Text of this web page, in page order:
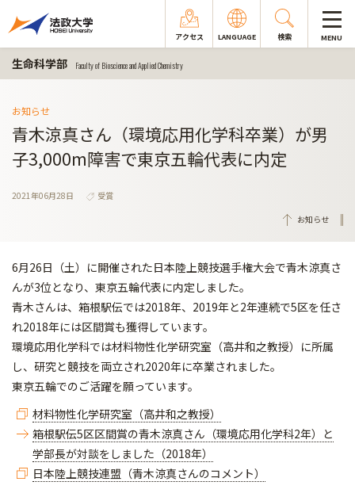
アクセス LANGUAGE 検索 MENU
生命科学部 Faculty of Bioscience and Applied Chemistry
お知らせ
青木涼真さん（環境応用化学科卒業）が男
子3,000m障害で東京五輪代表に内定
2021年06月28日
受賞
お知らせ
6月26日（土）に開催された日本陸上競技選手権大会で青木涼真さ
んが3位となり、東京五輪代表に内定しました。
青木さんは、箱根駅伝では2018年、2019年と2年連続で5区を任さ
れ2018年には区間賞も獲得しています。
環境応用化学科では材料物性化学研究室（高井和之教授）に所属
し、研究と競技を両立され2020年に卒業されました。
東京五輪でのご活躍を願っています。
材料物性化学研究室（高井和之教授）
箱根駅伝5区区間賞の青木涼真さん（環境応用化学科2年）と
学部長が対談をしました（2018年）
日本陸上競技連盟（青木涼真さんのコメント）